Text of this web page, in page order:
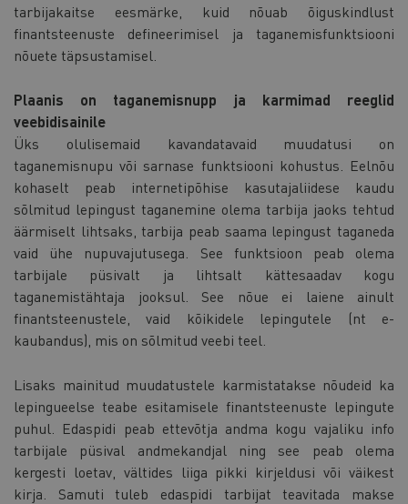
tarbijakaitse eesmärke, kuid nõuab õiguskindlust
finantsteenuste defineerimisel ja taganemisfunktsiooni
nõuete täpsustamisel.
Plaanis on taganemisnupp ja karmimad reeglid
veebidisainile
Üks olulisemaid kavandatavaid muudatusi on
taganemisnupu või sarnase funktsiooni kohustus. Eelnõu
kohaselt peab internetipõhise kasutajaliidese kaudu
sõlmitud lepingust taganemine olema tarbija jaoks tehtud
äärmiselt lihtsaks, tarbija peab saama lepingust taganeda
vaid ühe nupuvajutusega. See funktsioon peab olema
tarbijale püsivalt ja lihtsalt kättesaadav kogu
taganemistähtaja jooksul. See nõue ei laiene ainult
finantsteenustele, vaid kõikidele lepingutele (nt e-
kaubandus), mis on sõlmitud veebi teel.
Lisaks mainitud muudatustele karmistatakse nõudeid ka
lepingueelse teabe esitamisele finantsteenuste lepingute
puhul. Edaspidi peab ettevõtja andma kogu vajaliku info
tarbijale püsival andmekandjal ning see peab olema
kergesti loetav, vältides liiga pikki kirjeldusi või väikest
kirja. Samuti tuleb edaspidi tarbijat teavitada makse